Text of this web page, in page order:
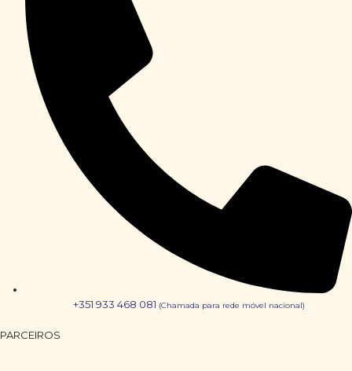
+351 933 468 081 (Chamada para rede móvel nacional)
PARCEIROS